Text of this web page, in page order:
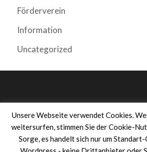
Förderverein
Information
Uncategorized
Datenschutzerklärung
Transparenzhinweis
Unsere Webseite verwendet Cookies.
weitersurfen, stimmen Sie der Cookie-
Sorge, es handelt sich nur um Standart-